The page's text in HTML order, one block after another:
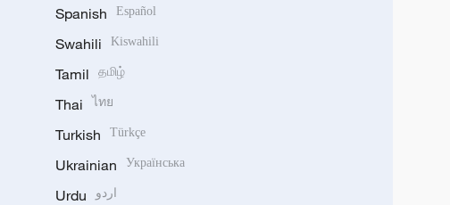
Spanish Español
Swahili Kiswahili
Tamil தமிழ்
Thai ไทย
Turkish Türkçe
Ukrainian Українська
Urdu اردو